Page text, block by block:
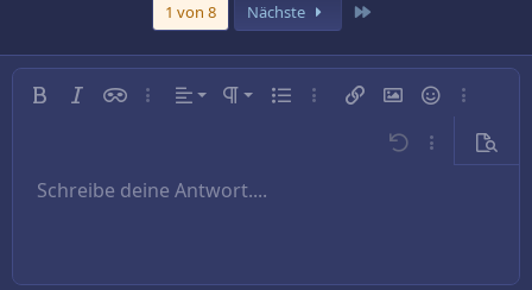
1 von 8 Nächste
Fett KursivInline-Spoiler
Weitere…Ausrichtung
Linksbündig
Absatzformatierung
Normal
Überschrift 2
Ungeordnete Liste
Weitere…Link einfügen
Bild einfügen
SmileysWeitere…
Rückgängig
Weitere…
Schriftgröße
9
TextfarbeSchriftfamilie
Arial
Durchgestrichen
Unterstrichen
Inline-Code
Nummerierte Liste
ZitatMedienTabelle einfügen
Horizontale Linie einfügen
SpoilerCode
Wiederholen
BBCode umschalten
Formatierung entfernen
EntwürfeEntwurf speichern
Schreibe deine Antwort....